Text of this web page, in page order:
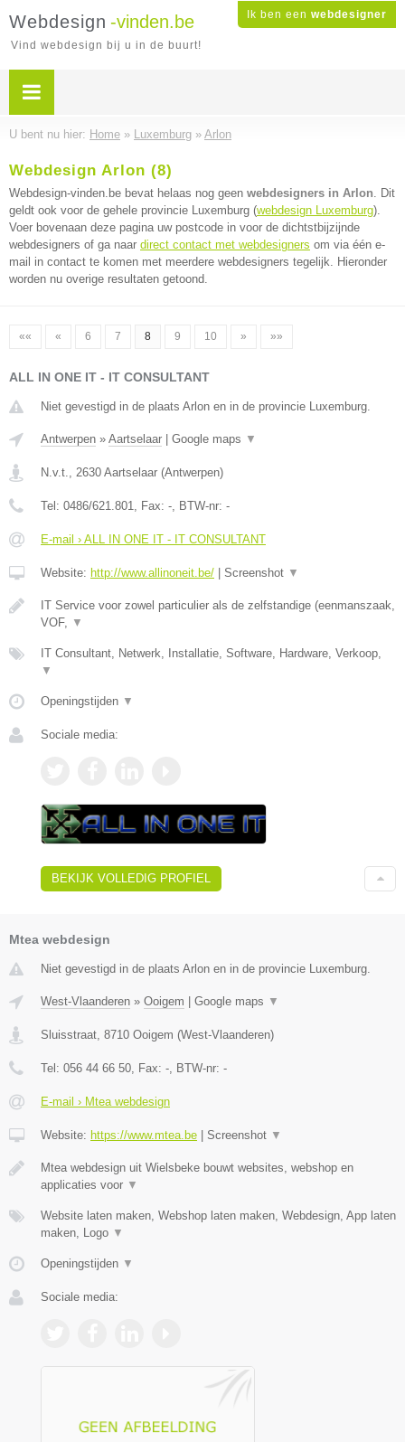
Ik ben een webdesigner
Webdesign -vinden.be
Vind webdesign bij u in de buurt!
U bent nu hier: Home » Luxemburg » Arlon
Webdesign Arlon (8)
Webdesign-vinden.be bevat helaas nog geen webdesigners in Arlon. Dit
geldt ook voor de gehele provincie Luxemburg (webdesign Luxemburg).
Voer bovenaan deze pagina uw postcode in voor de dichtstbijzijnde
webdesigners of ga naar direct contact met webdesigners om via één e-
mail in contact te komen met meerdere webdesigners tegelijk. Hieronder
worden nu overige resultaten getoond.
«« « 6 7 8 9 10 » »»
ALL IN ONE IT - IT CONSULTANT
Niet gevestigd in de plaats Arlon en in de provincie Luxemburg.
Antwerpen » Aartselaar Google maps ▼
N.v.t., 2630 Aartselaar (Antwerpen)
Tel: 0486/621.801, Fax: -, BTW-nr: -
E-mail › ALL IN ONE IT - IT CONSULTANT
Website: http://www.allinoneit.be/ Screenshot ▼
IT Service voor zowel particulier als de zelfstandige (eenmanszaak,
VOF, ▼
IT Consultant, Netwerk, Installatie, Software, Hardware, Verkoop,
▼
Openingstijden ▼
Sociale media:
BEKIJK VOLLEDIG PROFIEL
Mtea webdesign
Niet gevestigd in de plaats Arlon en in de provincie Luxemburg.
West-Vlaanderen » Ooigem | Google maps ▼
Sluisstraat 8710 Ooigem (West-Vlaanderen)
Tel: 056 44 66 50 , Fax: - , BTW-nr: -
E-mail › Mtea webdesign
Website: https://www.mtea.be | Screenshot ▼
Mtea webdesign uit Wielsbeke bouwt websites, webshop en
applicaties voor ▼
Website laten maken, Webshop laten maken, Webdesign, App laten
maken, Logo ▼
Openingstijden ▼
Sociale media: